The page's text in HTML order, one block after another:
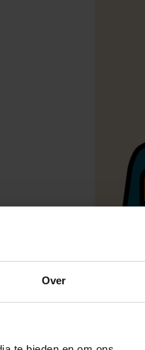
Over
Ook
graag